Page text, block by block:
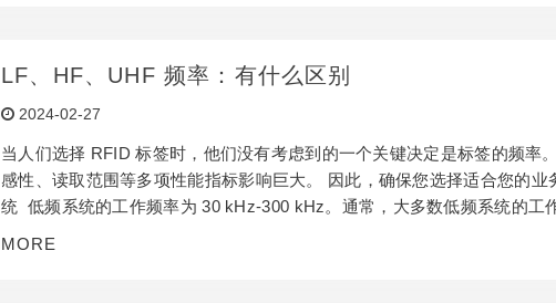
LF、HF、UHF 频率：有什么区别
2024-02-27
当人们选择 RFID 标签时，他们没有考虑到的一个关键决定是标签的频率
感性、读取范围等多项性能指标影响巨大。 因此，确保您选择适合您的
统 低频系统的工作频率为 30 kHz-300 kHz。通常，大多数低频系统的工
MORE